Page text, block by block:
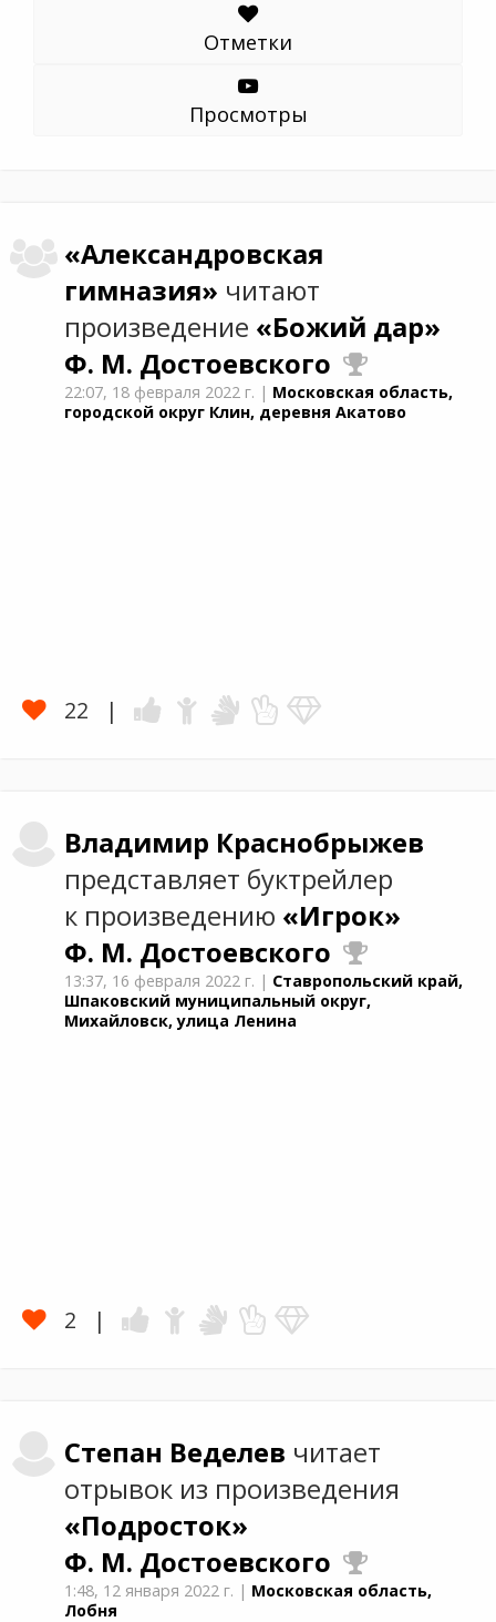
Отметки
Просмотры
«Александровская
гимназия» читают
произведение «Божий дар»
Ф. М. Достоевского
22:07, 18 февраля 2022 г. | Московская область,
городской округ Клин, деревня Акатово
22
Владимир Краснобрыжев
представляет буктрейлер
к произведению «Игрок»
Ф. М. Достоевского
13:37, 16 февраля 2022 г. | Ставропольский край,
Шпаковский муниципальный округ,
Михайловск, улица Ленина
2
Степан Веделев читает
отрывок из произведения
«Подросток»
Ф. М. Достоевского
1:48, 12 января 2022 г. | Московская область,
Лобня